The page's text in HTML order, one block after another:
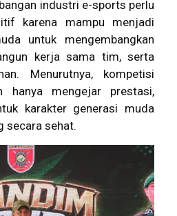
industri e-sports perlu
karena mampu menjadi
untuk mengembangkan
kerja sama tim, serta
Menurutnya, kompetisi
hanya mengejar prestasi,
karakter generasi muda
secara sehat.